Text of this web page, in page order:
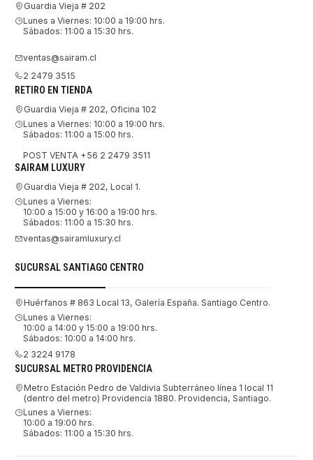
Guardia Vieja # 202
Lunes a Viernes: 10:00 a 19:00 hrs.
Sábados: 11:00 a 15:30 hrs.
ventas@sairam.cl
2 2479 3515
RETIRO EN TIENDA
Guardia Vieja # 202, Oficina 102
Lunes a Viernes: 10:00 a 19:00 hrs.
Sábados: 11:00 a 15:00 hrs.
POST VENTA +56 2 2479 3511
SAIRAM LUXURY
Guardia Vieja # 202, Local 1.
Lunes a Viernes:
10:00 a 15:00 y 16:00 a 19:00 hrs.
Sábados: 11:00 a 15:30 hrs.
ventas@sairamluxury.cl
SUCURSAL SANTIAGO CENTRO
Huérfanos # 863 Local 13, Galería España. Santiago Centro.
Lunes a Viernes:
10:00 a 14:00 y 15:00 a 19:00 hrs.
Sábados: 10:00 a 14:00 hrs.
2 3224 9178
SUCURSAL METRO PROVIDENCIA
Metro Estación Pedro de Valdivia Subterráneo línea 1 local 11
(dentro del metro) Providencia 1880. Providencia, Santiago.
Lunes a Viernes:
10:00 a 19:00 hrs.
Sábados: 11:00 a 15:30 hrs.